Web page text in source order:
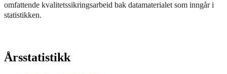
omfattende kvalitetssikringsarbeid bak datamaterialet som inngår i
statistikken.
Årsstatistikk